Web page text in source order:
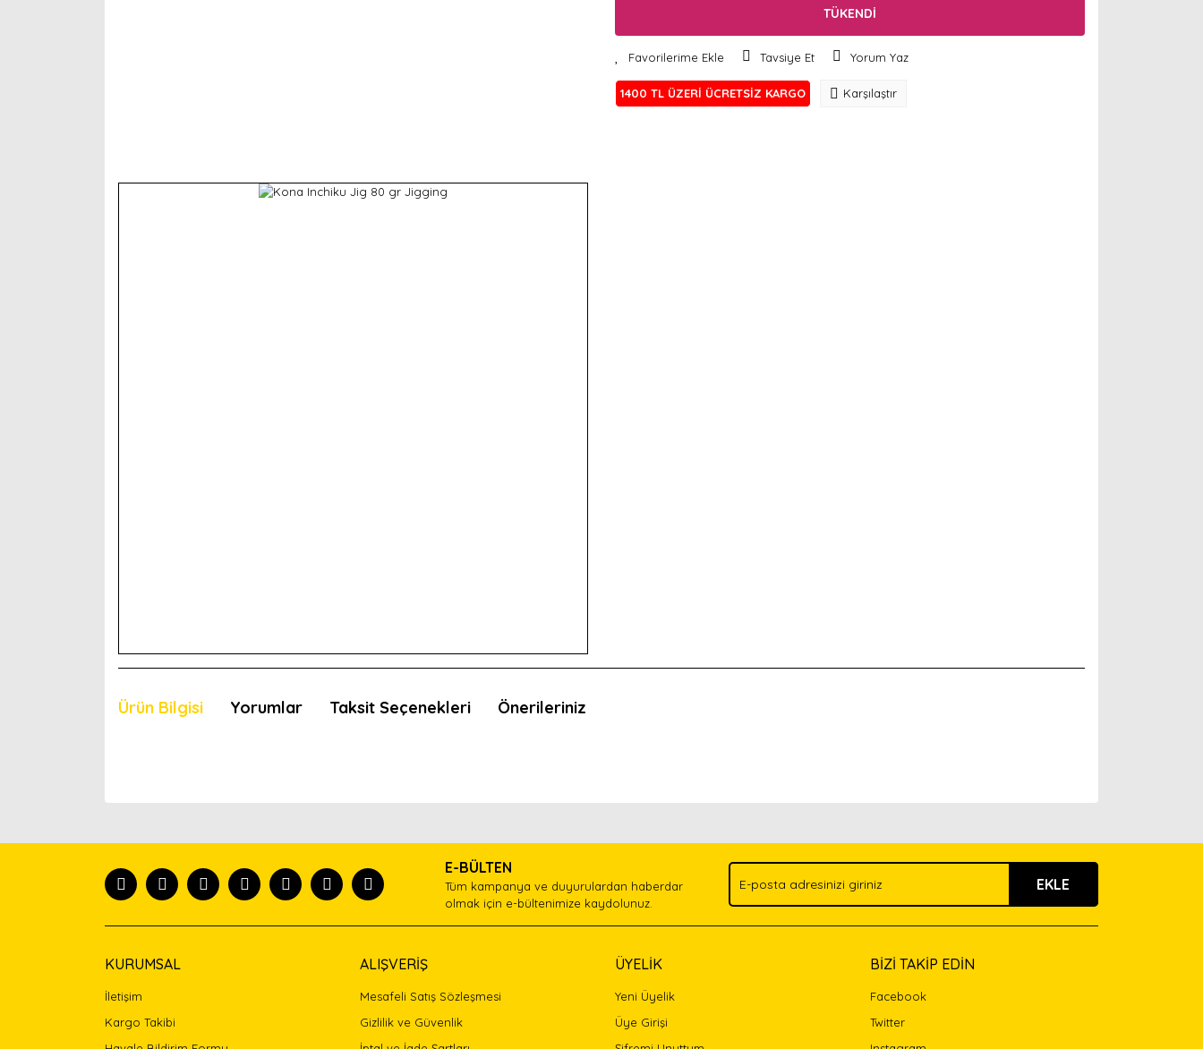
TÜKENDİ
Tavsiye Et Yorum Yaz
1400 TL ÜZERİ ÜCRETSİZ KARGO Karşılaştır
Ürün Bilgisi Yorumlar Taksit Seçenekleri Önerileriniz
Ürün açıklamasında eksik bilgiler bulunuyor.
Bu ürüne benzer farklı alternatifler olmalı.
E-BÜLTEN
Tüm kampanya ve duyurulardan haberdar
olmak için e-bültenimize kaydolunuz.
EKLE
KURUMSAL
İletişim
Kargo Takibi
ALIŞVERİŞ
Mesafeli Satış Sözleşmesi
Gizlilik ve Güvenlik
ÜYELİK
Yeni Üyelik
Üye Girişi
BİZİ TAKİP EDİN
Facebook
Twitter